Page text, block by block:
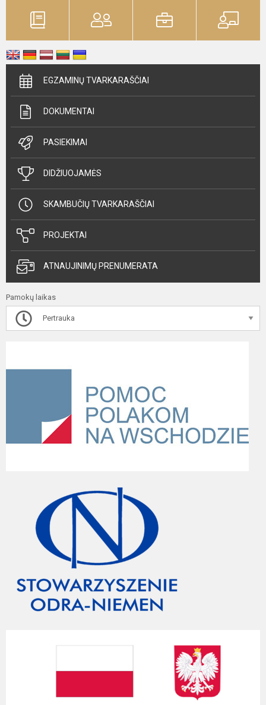
EGZAMINŲ TVARKARAŠČIAI
DOKUMENTAI
PASIEKIMAI
DIDŽIUOJAMĖS
SKAMBUČIŲ TVARKARAŠČIAI
PROJEKTAI
ATNAUJINIMŲ PRENUMERATA
Pamokų laikas
Pertrauka